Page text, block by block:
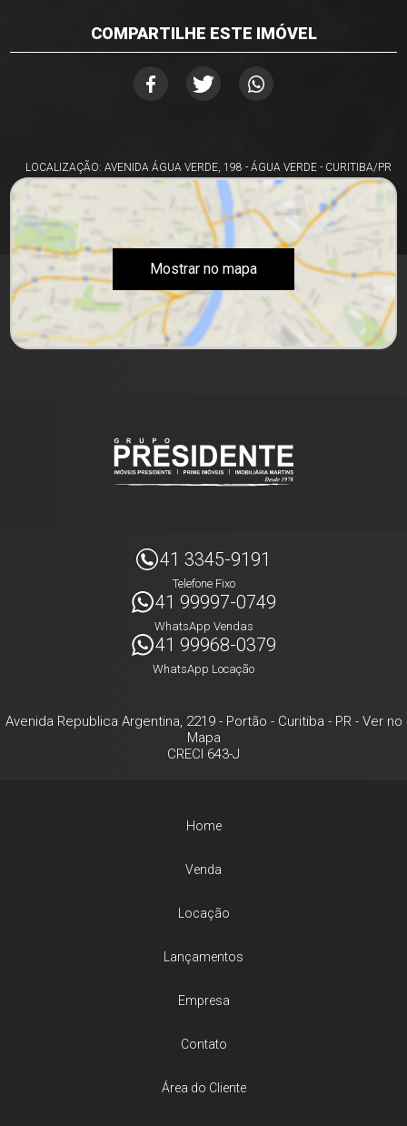
COMPARTILHE ESTE IMÓVEL
LOCALIZAÇÃO: AVENIDA ÁGUA VERDE, 198 - ÁGUA VERDE - CURITIBA/PR
Mostrar no mapa
41 3345-9191
Telefone Fixo
41 99997-0749
WhatsApp Vendas
41 99968-0379
WhatsApp Locação
Avenida Republica Argentina, 2219- Portão - Curitiba - PR- Ver no
Mapa
CRECI 643-J
Home
Venda
Locação
Lançamentos
Empresa
Contato
Área do Cliente